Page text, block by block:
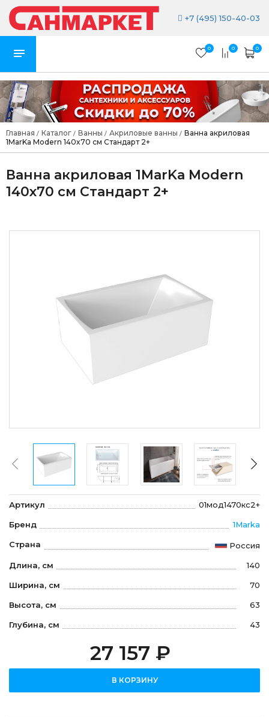
+7 (495) 150-40-03
0 0 0
Главная / Каталог / Ванны / Акриловые ванны / Ванна акриловая
1MarKa Modern 140x70 см Стандарт 2+
Ванна акриловая 1MarKa Modern
140x70 см Стандарт 2+
Артикул 01мод1470кс2+
Бренд 1Marka
Страна Россия
Длина, см 140
Ширина, см 70
Высота, см 63
Глубина, см 43
27 157 ₽
В КОРЗИНУ